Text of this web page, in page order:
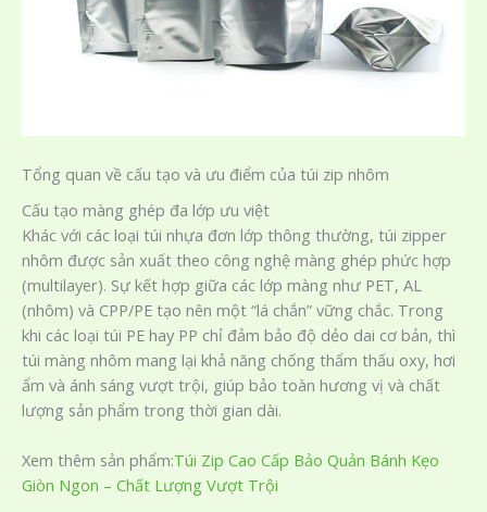
Tổng quan về cấu tạo và ưu điểm của túi zip nhôm
Cấu tạo màng ghép đa lớp ưu việt
Khác với các loại túi nhựa đơn lớp thông thường, túi zipper
nhôm được sản xuất theo công nghệ màng ghép phức hợp
(multilayer). Sự kết hợp giữa các lớp màng như PET, AL
(nhôm) và CPP/PE tạo nên một “lá chắn” vững chắc. Trong
khi các loại túi PE hay PP chỉ đảm bảo độ dẻo dai cơ bản, thì
túi màng nhôm mang lại khả năng chống thẩm thấu oxy, hơi
ẩm và ánh sáng vượt trội, giúp bảo toàn hương vị và chất
lượng sản phẩm trong thời gian dài.
Xem thêm sản phẩm:Túi Zip Cao Cấp Bảo Quản Bánh Kẹo
Giòn Ngon – Chất Lượng Vượt Trội